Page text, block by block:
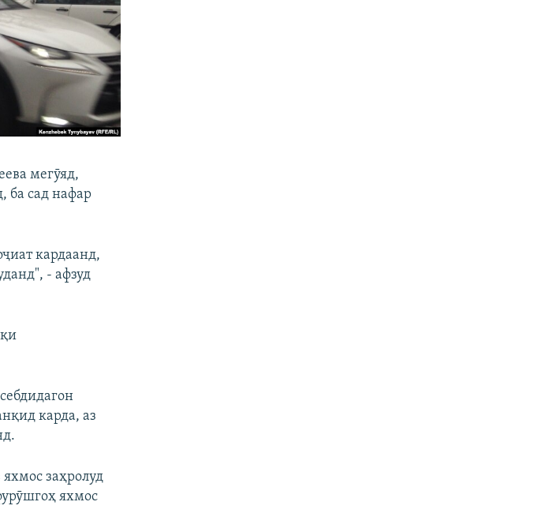
мегӯяд,
ба сад нафар
кардаанд,
- афзуд
карда, аз
заҳролуд
яхмос